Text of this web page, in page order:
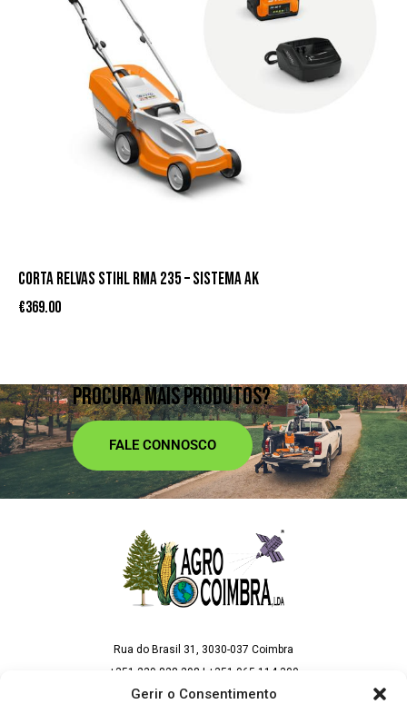
Gerir o Consentimento
CORTA RELVAS STIHL RMA 235 – SISTEMA AK
€369.00
PROCURA MAIS PRODUTOS?
FALE CONNOSCO
Rua do Brasil 31, 3030-037 Coimbra
+351 239 828 298 | +351 965 114 300
geral@agrocoimbra.pt | vendas@agrocoimbra.pt